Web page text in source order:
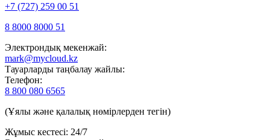
+7 (727) 259 00 51
8 8000 8000 51
Электрондық мекенжай:
mark@mycloud.kz
Тауарларды таңбалау жайлы:
Телефон:
8 800 080 6565
(Ұялы және қалалық нөмірлерден тегін)
Жұмыс кестесі: 24/7